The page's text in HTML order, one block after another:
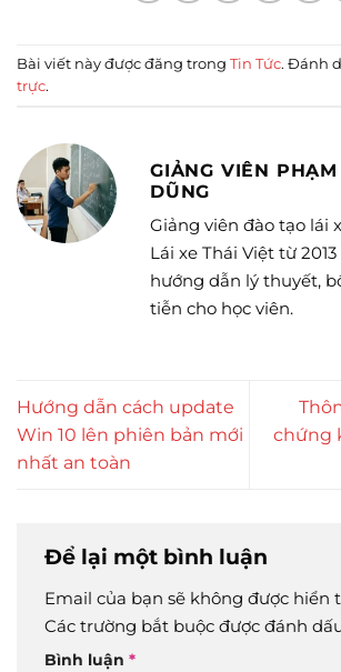
Bài viết này được đăng trong Tin Tức. Đánh
trực.
GIẢNG VIÊN
DŨNG
Giảng viên đào tạo lái
Lái xe Thái Việt từ
hướng dẫn lý thuyết,
tiễn cho học viên.
Hướng dẫn cách update
Win 10 lên phiên bản mới
nhất an toàn
chứng
Để lại một bình luận
Email của bạn sẽ không được hiển
Các trường bắt buộc được đánh
Bình luận *